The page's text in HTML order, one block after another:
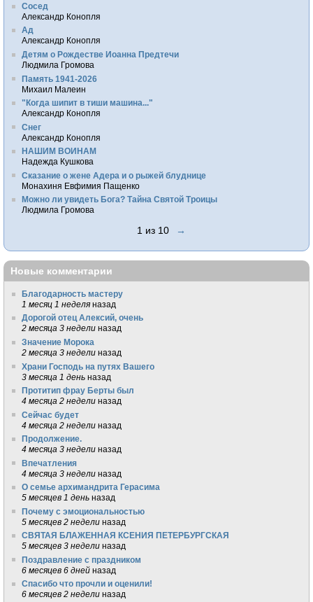
Сосед
Александр Конопля
Ад
Александр Конопля
Детям о Рождестве Иоанна Предтечи
Людмила Громова
Память 1941-2026
Михаил Малеин
"Когда шипит в тиши машина..."
Александр Конопля
Снег
Александр Конопля
НАШИМ ВОИНАМ
Надежда Кушкова
Сказание о жене Адера и о рыжей блуднице
Монахиня Евфимия Пащенко
Можно ли увидеть Бога? Тайна Святой Троицы
Людмила Громова
1 из 10 →
Новые комментарии
Благодарность мастеру
1 месяц 1 неделя назад
Дорогой отец Алексий, очень
2 месяца 3 недели назад
Значение Морока
2 месяца 3 недели назад
Храни Господь на путях Вашего
3 месяца 1 день назад
Протитип фрау Берты был
4 месяца 2 недели назад
Сейчас будет
4 месяца 2 недели назад
Продолжение.
4 месяца 3 недели назад
Впечатления
4 месяца 3 недели назад
О семье архимандрита Герасима
5 месяцев 1 день назад
Почему с эмоциональностью
5 месяцев 2 недели назад
СВЯТАЯ БЛАЖЕННАЯ КСЕНИЯ ПЕТЕРБУРГСКАЯ
5 месяцев 3 недели назад
Поздравление с праздником
6 месяцев 6 дней назад
Спасибо что прочли и оценили!
6 месяцев 2 недели назад